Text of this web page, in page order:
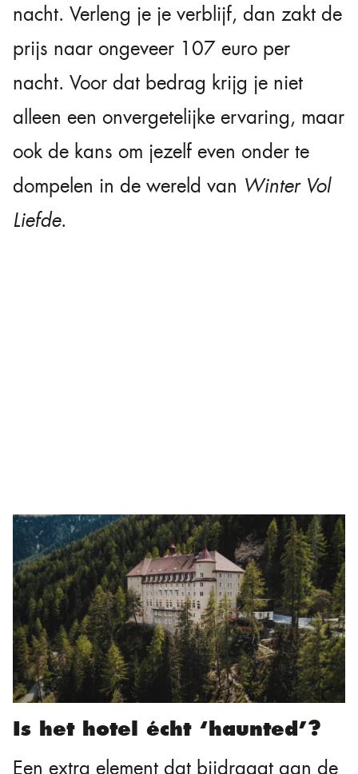
nacht. Verleng je je verblijf, dan zakt de
prijs naar ongeveer 107 euro per
nacht. Voor dat bedrag krijg je niet
alleen een onvergetelijke ervaring, maar
ook de kans om jezelf even onder te
dompelen in de wereld van Winter Vol
Liefde.
Is het hotel écht ‘haunted’?
Een extra element dat bijdraagt aan de